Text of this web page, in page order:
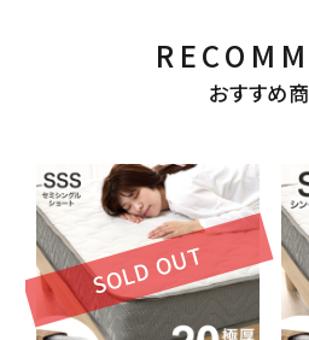
おすすめ
SOLD OUT